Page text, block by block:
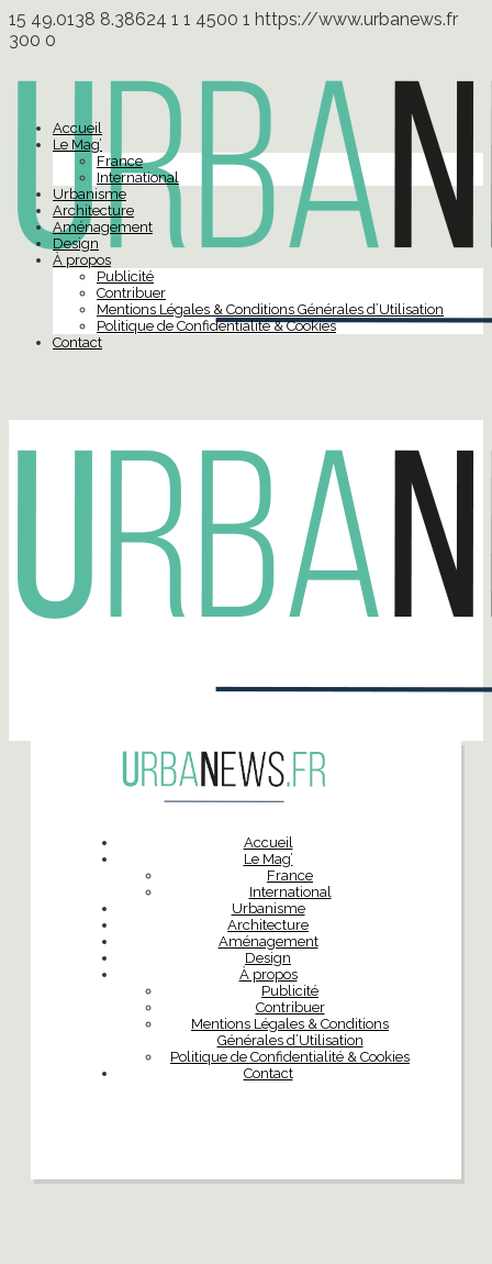
15 49.0138 8.38624 1 1 4500 1 https://www.urbanews.fr
300 0
Accueil
Le Mag’
France
International
Urbanisme
Architecture
Aménagement
Design
À propos
Publicité
Contribuer
Mentions Légales & Conditions Générales d’Utilisation
Politique de Confidentialité & Cookies
Contact
Accueil
Le Mag’
France
International
Urbanisme
Architecture
Aménagement
Design
À propos
Publicité
Contribuer
Mentions Légales & Conditions
Générales d’Utilisation
Politique de Confidentialité & Cookies
Contact